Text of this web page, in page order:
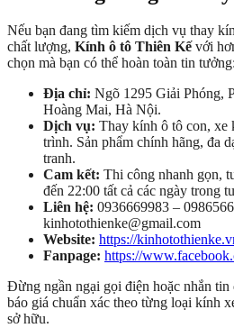
Nếu bạn đang tìm kiếm dịch vụ thay
chất lượng, Kính ô tô Thiên Kế với
chọn mà bạn có thể hoàn toàn tin tưởng:
Địa chỉ: Ngõ 1295 Giải Phóng,
Hoàng Mai, Hà Nội.
Dịch vụ: Thay kính ô tô con, xe
trình. Sản phẩm chính hãng, đa
tranh.
Cam kết: Thi công nhanh gọn,
đến 22:00 tất cả các ngày trong
Liên hệ: 0936669983 –
kinhotothienke@gmail.com
Website: https://
Fanpage: https://
Đừng ngần ngại gọi điện hoặc nhắn
báo giá chuẩn xác theo từng loại kính
sở hữu.